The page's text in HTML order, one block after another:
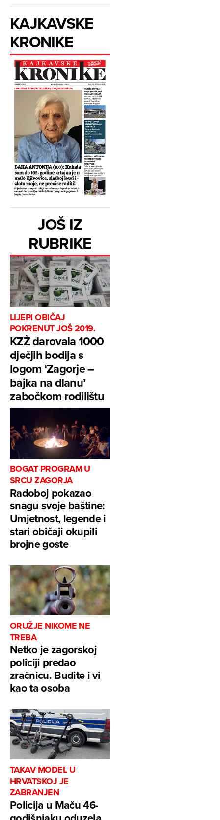
KAJKAVSKE
KRONIKE
JOŠ IZ
RUBRIKE
LIJEPI OBIČAJ
POKRENUT JOŠ 2019.
KZŽ darovala 1000
dječjih bodija s
logom ‘Zagorje –
bajka na dlanu’
zabočkom rodilištu
BOGAT PROGRAM U
SRCU ZAGORJA
Radoboj pokazao
snagu svoje baštine:
Umjetnost, legende i
stari običaji okupili
brojne goste
ORUŽJE NIKOME NE
TREBA
Netko je zagorskoj
policiji predao
zračnicu. Budite i vi
kao ta osoba
TAKAV MODEL U
HRVATSKOJ JE
ZABRANJEN
Policija u Maču 46-